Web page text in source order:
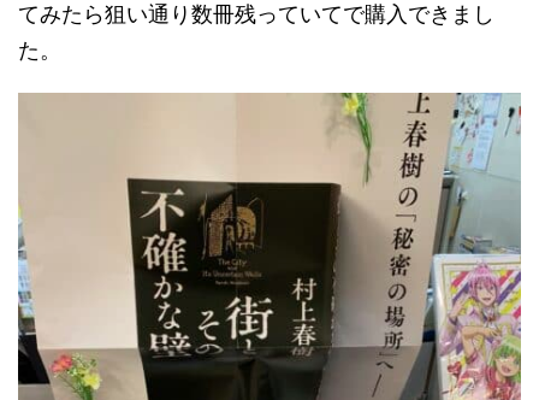
てみたら狙い通り数冊残っていてで購入できまし
た。